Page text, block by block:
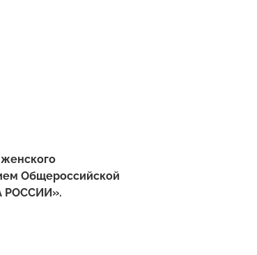
Общероссийской
РОССИИ».